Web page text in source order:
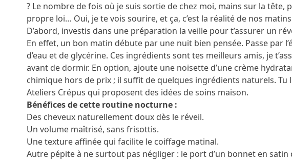
? Le nombre de fois où je suis sortie de chez moi, mains sur la tête,
propre loi… Oui, je te vois sourire, et ça, c’est la réalité de nos
D’abord, investis dans une préparation la veille pour t’assurer un
En effet, un bon matin débute par une nuit bien pensée. Passe par
d’eau et de glycérine. Ces ingrédients sont tes meilleurs amis, je
avant de dormir. En option, ajoute une noisette d’une crème
chimique hors de prix ; il suffit de quelques ingrédients naturels. Tu
Ateliers Crépus qui proposent des idées de soins maison.
Bénéfices de cette routine nocturne :
Des cheveux naturellement doux dès le réveil.
Un volume maîtrisé, sans frisottis.
Une texture affinée qui facilite le coiffage matinal.
Autre pépite à ne surtout pas négliger : le port d’un bonnet en satin